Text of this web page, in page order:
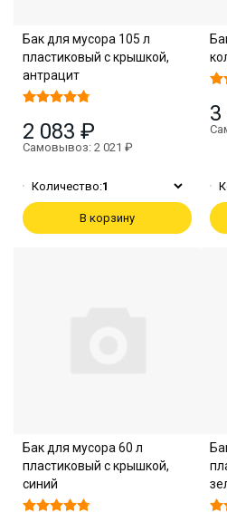
Бак для мусора 105 л
пластиковый с крышкой,
антрацит
2 083 ₽
Самовывоз: 2 021 ₽
Количество:1
В корзину
3
Бак для мусора 60 л
пластиковый с крышкой,
синий